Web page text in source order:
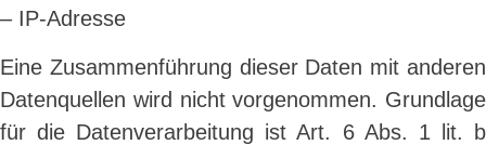
– IP-Adresse
Eine Zusammenführung dieser Daten mit anderen
Datenquellen wird nicht vorgenommen. Grundlage
für die Datenverarbeitung ist Art. 6 Abs. 1 lit. b